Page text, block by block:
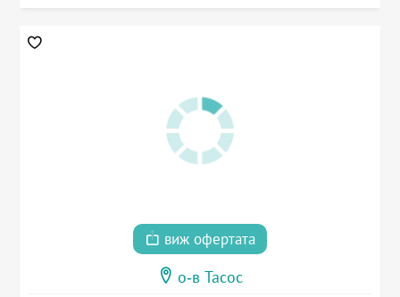
виж офертата
о-в Тасос